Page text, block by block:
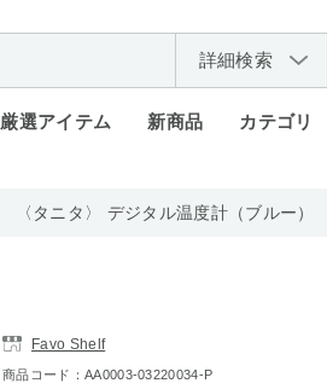
詳細検索
厳選アイテム 新商品 カテゴリ
〈タニタ〉 デジタル温度計（ブルー）
Favo Shelf
商品コード：AA0003-03220034-P